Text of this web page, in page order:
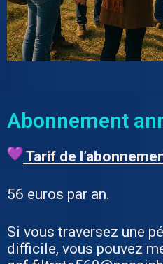
Abonnement
Tarif de
56 euros par an.
Si vous traversez une
difficile, vous pouvez